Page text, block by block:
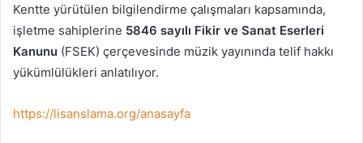
Kentte yürütülen bilgilendirme çalışmaları kapsamında,
işletme sahiplerine 5846 sayılı Fikir ve Sanat Eserleri
Kanunu (FSEK) çerçevesinde müzik yayınında telif hakkı
yükümlülükleri anlatılıyor.
https://lisanslama.org/anasayfa